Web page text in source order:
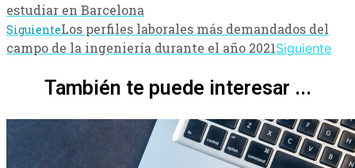
estudiar en Barcelona
SiguienteLos perfiles laborales más demandados del
campo de la ingeniería durante el año 2021Siguiente
También te puede interesar ...